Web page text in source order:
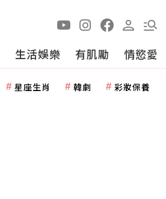
生活娛樂 有肌勵 情慾愛
星座生肖 韓劇 彩妝保養